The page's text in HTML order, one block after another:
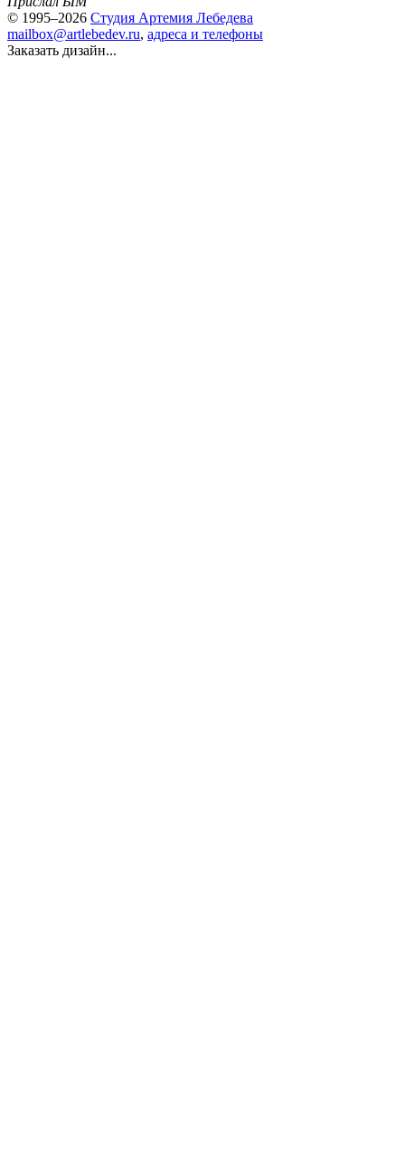
© 1995–2026 Студия Артемия Лебедева
mailbox@artlebedev.ru, адреса и телефоны
Заказать дизайн...